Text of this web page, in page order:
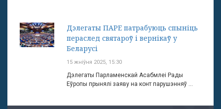
Дэлегаты ПАРЕ патрабуюць спыніць
пераслед святароў і вернікаў у
Беларусі
15 жніўня 2025, 15:30
Дэлегаты Парламенскай Асабмлеі Рады
Еўропы прынялі заяву на конт парушэнняў ...